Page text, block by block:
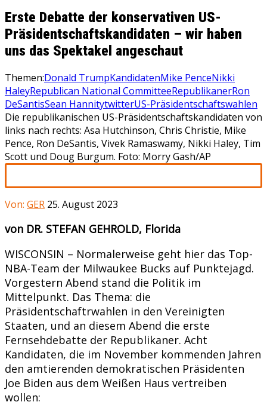
Erste Debatte der konservativen US-
Präsidentschaftskandidaten – wir haben
uns das Spektakel angeschaut
Themen:Donald TrumpKandidatenMike PenceNikki
HaleyRepublican National CommitteeRepublikanerRon
DeSantisSean HannitytwitterUS-Präsidentschaftswahlen
Die republikanischen US-Präsidentschaftskandidaten von
links nach rechts: Asa Hutchinson, Chris Christie, Mike
Pence, Ron DeSantis, Vivek Ramaswamy, Nikki Haley, Tim
Scott und Doug Burgum. Foto: Morry Gash/AP
Von: GER 25. August 2023
von DR. STEFAN GEHROLD, Florida
WISCONSIN – Normalerweise geht hier das Top-
NBA-Team der Milwaukee Bucks auf Punktejagd.
Vorgestern Abend stand die Politik im
Mittelpunkt. Das Thema: die
Präsidentschaftrwahlen in den Vereinigten
Staaten, und an diesem Abend die erste
Fernsehdebatte der Republikaner. Acht
Kandidaten, die im November kommenden Jahren
den amtierenden demokratischen Präsidenten
Joe Biden aus dem Weißen Haus vertreiben
wollen: